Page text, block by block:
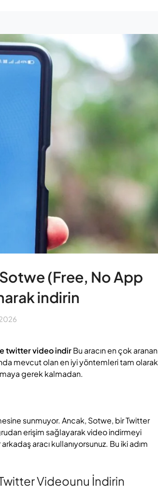
Sotwe (Free, No App
indirin
twitter video indirBu aracın en çok aranan
mevcut olan en iyi yöntemleri tam olarak
gerek kalmadan.
sunmuyor. Ancak, Sotwe, bir Twitter
erişim sağlayarak video indirmeyi
aracı kullanıyorsunuz. Bu iki adım
Videounu İndirin